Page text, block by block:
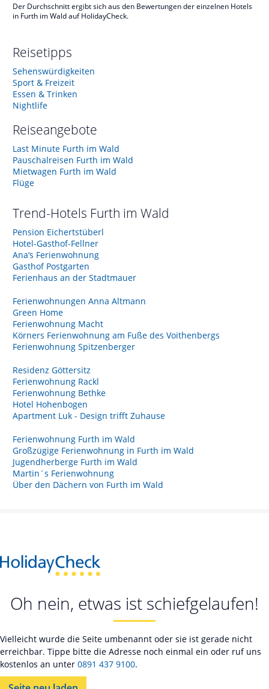
Der Durchschnitt ergibt sich aus den Bewertungen der einzelnen Hotels
in Furth im Wald auf HolidayCheck.
Reisetipps
Sehenswürdigkeiten
Sport & Freizeit
Essen & Trinken
Nightlife
Reiseangebote
Last Minute Furth im Wald
Pauschalreisen Furth im Wald
Mietwagen Furth im Wald
Flüge
Trend-Hotels Furth im Wald
Pension Eichertstüberl
Hotel-Gasthof-Fellner
Ana‘s Ferienwohnung
Gasthof Postgarten
Ferienhaus an der Stadtmauer
Ferienwohnungen Anna Altmann
Green Home
Ferienwohnung Macht
Körners Ferienwohnung am Fuße des Voithenbergs
Ferienwohnung Spitzenberger
Residenz Göttersitz
Ferienwohnung Rackl
Ferienwohnung Bethke
Hotel Hohenbogen
Apartment Luk - Design trifft Zuhause
Ferienwohnung Furth im Wald
Großzügige Ferienwohnung in Furth im Wald
Jugendherberge Furth im Wald
Martin´s Ferienwohnung
Über den Dächern von Furth im Wald
Oh nein, etwas ist schiefgelaufen!
Vielleicht wurde die Seite umbenannt oder sie ist gerade nicht
erreichbar. Tippe bitte die Adresse noch einmal ein oder ruf uns
kostenlos an unter 0891 437 9100.